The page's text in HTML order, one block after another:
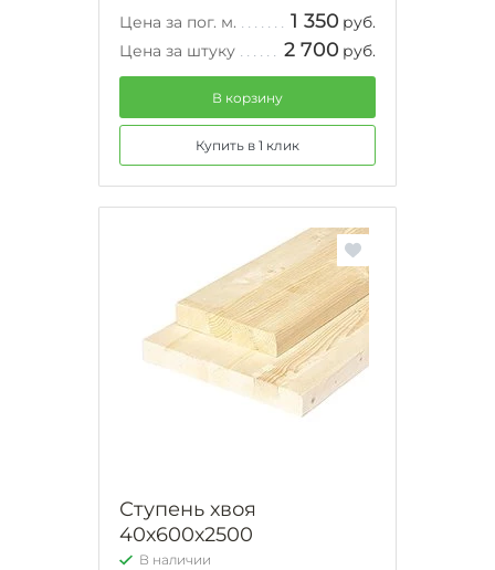
Цена за пог. м. 1 350 руб.
Цена за штуку
2 700 руб.
В корзину
Купить в 1 клик
Ступень хвоя
40х600х2500
В наличии